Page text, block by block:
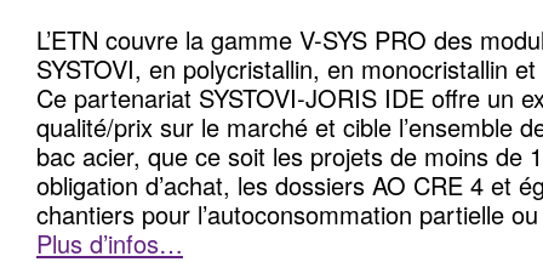
L’ETN couvre la gamme V-SYS PRO des
SYSTOVI, en polycristallin, en monocristallin
Ce partenariat SYSTOVI-JORIS IDE offre un
qualité/prix sur le marché et cible l’ensemble
bac acier, que ce soit les projets de moins de
obligation d’achat, les dossiers AO CRE 4 et
chantiers pour l’autoconsommation partielle
Plus d’infos…